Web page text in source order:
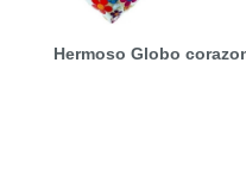
Hermoso Globo